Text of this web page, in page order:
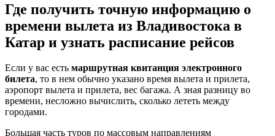
Где получить точную информацию о
времени вылета из Владивостока в
Катар и узнать расписание рейсов
Если у вас есть маршрутная квитанция электронного
билета, то в нем обычно указано время вылета и прилета,
аэропорт вылета и прилета, вес багажа. А зная разницу во
времени, несложно вычислить, сколько лететь между
городами.
Большая часть туров по массовым направлениям